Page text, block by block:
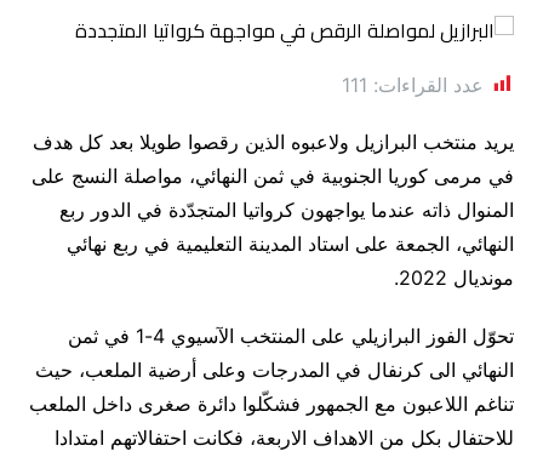
عدد القراءات: 111
يريد منتخب البرازيل ولاعبوه الذين رقصوا طويلا بعد كل هدف
في مرمى كوريا الجنوبية في ثمن النهائي، مواصلة النسج على
المنوال ذاته عندما يواجهون كرواتيا المتجدّدة في الدور ربع
النهائي، الجمعة على استاد المدينة التعليمية في ربع نهائي
مونديال 2022.
تحوّل الفوز البرازيلي على المنتخب الآسيوي 4-1 في ثمن
النهائي الى كرنفال في المدرجات وعلى أرضية الملعب، حيث
تناغم اللاعبون مع الجمهور فشكّلوا دائرة صغرى داخل الملعب
للاحتفال بكل من الاهداف الاربعة، فكانت احتفالاتهم امتدادا